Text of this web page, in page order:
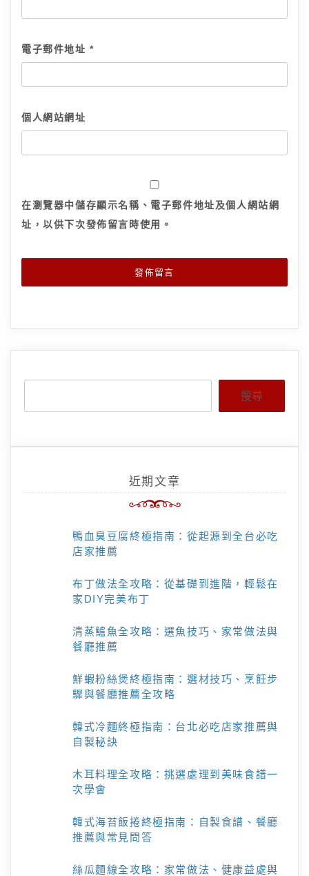
電子郵件地址*
個人網站網址
在瀏覽器中儲存顯示名稱、電子郵件地址及個人網站網
址，以供下次發佈留言時使用。
搜尋
近期文章
鴨血臭豆腐終極指南：從起源到全台必吃
店家推薦
布丁做法全攻略：從基礎到進階，輕鬆在
家DIY完美布丁
清蒸鱸魚全攻略：選魚技巧、家常做法與
餐廳推薦
鮮蝦粉絲煲終極指南：選材技巧、烹飪步
驟與餐廳推薦全攻略
韓式冷麵終極指南：台北必吃店家推薦與
自製秘訣
木耳料理全攻略：挑選處理到美味食譜一
次學會
韓式海苔飯捲終極指南：自製食譜、餐廳
推薦與常見問答
絲瓜麵線全攻略：家常做法、健康益處與